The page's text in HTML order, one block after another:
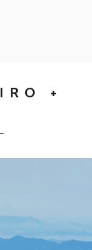
+